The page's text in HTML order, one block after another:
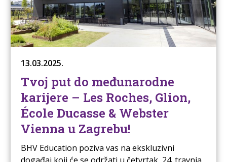
13.03.2025.
Tvoj put do međunarodne
karijere – Les Roches, Glion,
École Ducasse & Webster
Vienna u Zagrebu!
BHV Education poziva vas na ekskluzivni